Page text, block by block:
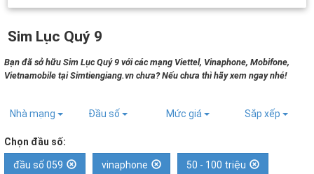
Sim Lục Quý 9
Bạn đã sở hữu Sim Lục Quý 9 với các mạng Viettel, Vinaphone, Mobifone,
Vietnamobile tại Simtiengiang.vn chưa? Nếu chưa thì hãy xem ngay nhé!
Nhà mạng Đầu số Mức giá Sắp xếp
Chọn đầu số:
đầu số 059 vinaphone 50 - 100 triệu